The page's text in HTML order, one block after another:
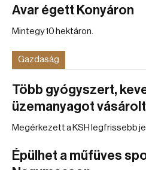
Avar égett Konyáron
Mintegy 10 hektáron.
Gazdaság
Több gyógyszert,
üzemanyagot
Megérkezett a KSH legfrissebb
Épülhet a műfüves